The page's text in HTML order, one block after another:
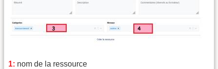
1: nom de la ressource